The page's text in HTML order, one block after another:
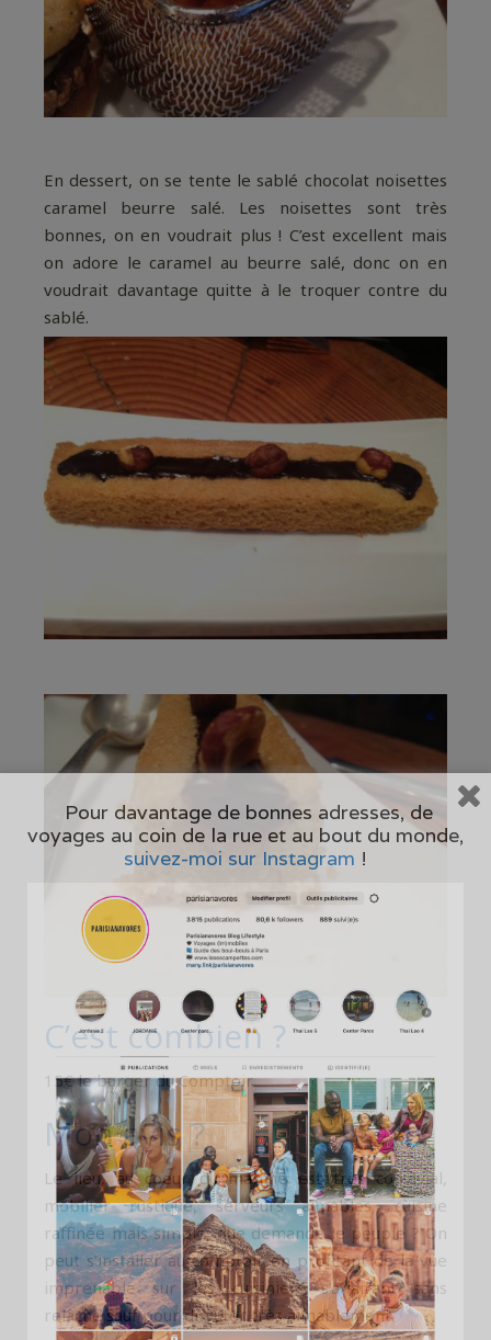
En dessert, on se tente le sablé chocolat noisettes
caramel beurre salé. Les noisettes sont très
bonnes, on en voudrait plus ! C’est excellent mais
on adore le caramel au beurre salé, donc on en
voudrait davantage quitte à le troquer contre du
sablé.
C’est combien ?
15€ le burger du Comptoir
Mon avis ?
Le lieu, au coeur du marché est très convivial,
mobilier rustique, serveurs aimables, cuisine
raffinée mais simple, que demande le peuple ? On
peut s’installer au comptoir en profitant de la vue
imprenable sur les cuisiniers s’affairant sans
relâche sauf pour discuter très aimablement.
Pour davantage de bonnes adresses, de
voyages au coin de la rue et au bout du monde,
suivez-moi sur Instagram !